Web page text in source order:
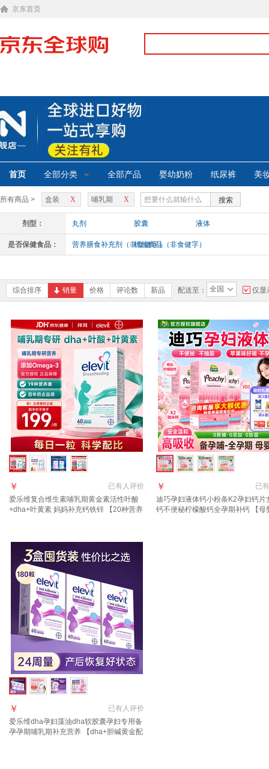
京东首页
首页 全部分类 全部产品 婴幼奶粉 纸尿裤 美
所有商品 > X
盒装 X
哺乳期 搜索
剂型： 丸剂 胶囊 液体
是否保健食品： 营养膳食补充剂（非食健字）机能食品（非食健字）
综合排序 销量 价格 评论数 新品 配送至： 全国 仅显
已有人评价
￥
爱乐维复合维生素哺乳期黄金素活性叶酸
+dha+叶黄素 妈妈补充钙铁锌 【20种营养
已有
￥
迪巧孕妇液体钙小粉条K2孕妇钙片
钙不便秘柠檬酸钙全孕期补钙 【母
已有人评价
￥
爱乐维dha孕妇藻油dha软胶囊孕妇专用备
孕孕期哺乳期补充营养 【dha+胆碱黄金配